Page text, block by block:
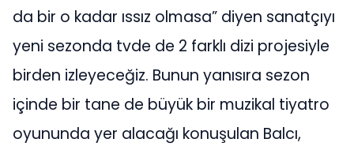
da bir o kadar ıssız olmasa” diyen sanatçıyı
yeni sezonda tvde de 2 farklı dizi projesiyle
birden izleyeceğiz. Bunun yanısıra sezon
içinde bir tane de büyük bir muzikal tiyatro
oyununda yer alacağı konuşulan Balcı,